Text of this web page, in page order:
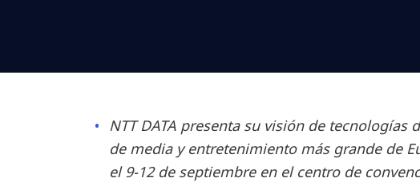
NTT DATA presenta su visión de tecnologías
de media y entretenimiento más grande de
el 9-12 de septiembre en el centro de